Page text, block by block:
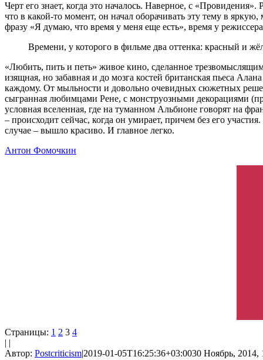
Черт его знает, когда это началось. Наверное, с
что в какой-то момент, он начал оборачивать эту тему в
фразу «Я думаю, что время у меня еще есть», время у
Времени, у которого в фильме два оттенка: красный и
«Любить, пить и петь» живое кино, сделанное
изящная, но забавная и до мозга костей британская пьеса
каждому. От мыльности и довольно очевидных сюжетных
сыгранная любимцами Рене, с монструозными декорациями
условная вселенная, где на туманном Альбионе говорят на
– происходит сейчас, когда он умирает, причем без его
случае – вышло красиво. И главное легко.
Антон Фомочкин
Страницы: 1 2 3 4
| |
Автор: Postcriticism|2019-01-05T16:25:36+03:0030 Ноябрь, 2014,